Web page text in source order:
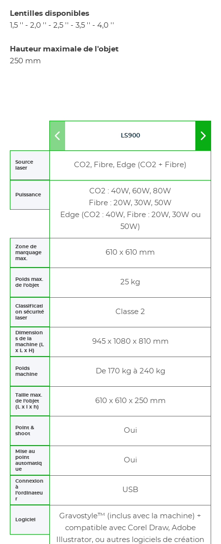
Lentilles disponibles
1,5 '' - 2,0 '' - 2,5 '' - 3,5 '' - 4,0 ''
Hauteur maximale de l'objet
250 mm
Move
LS900
Source
laser
CO2, Fibre, Edge (CO2 + Fibre)
Puissance
CO2 : 40W, 60W, 80W
Fibre : 20W, 30W, 50W
Edge (CO2 : 40W, Fibre : 20W, 30W ou
50W)
Zone de
marquage
max.
610 x 610 mm
Poids max.
de l'objet
25 kg
Classificati
on sécurité
laser
Classe 2
Dimension
s de la
machine (L
x L x H)
945 x 1080 x 810 mm
Poids
machine
De 170 kg à 240 kg
Taille max.
de l'objet
(L x l x h)
610 x 610 x 250 mm
Point &
shoot
Oui
Mise au
point
automatiq
ue
Oui
Connexion
à
l'ordinateu
r
USB
Logiciel
Gravostyle™ (inclus avec la machine) +
compatible avec Corel Draw, Adobe
Illustrator, ou autres logiciels de création